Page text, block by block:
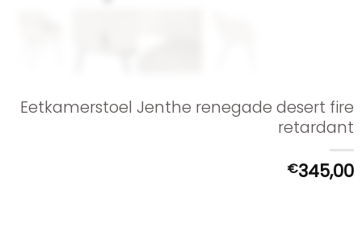
Eetkamerstoel Jenthe renegade desert fire
retardant
€345,00